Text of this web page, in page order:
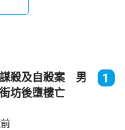
殺及自殺案 男
坊後墮樓亡
1